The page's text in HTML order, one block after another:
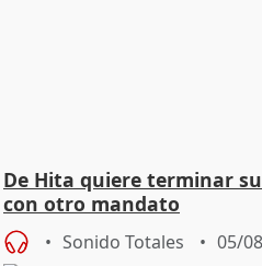
De Hita quiere terminar
con otro mandato
Sonido Totales 05/